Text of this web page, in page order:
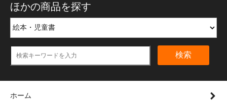
ほかの商品を探す
検索
ホーム